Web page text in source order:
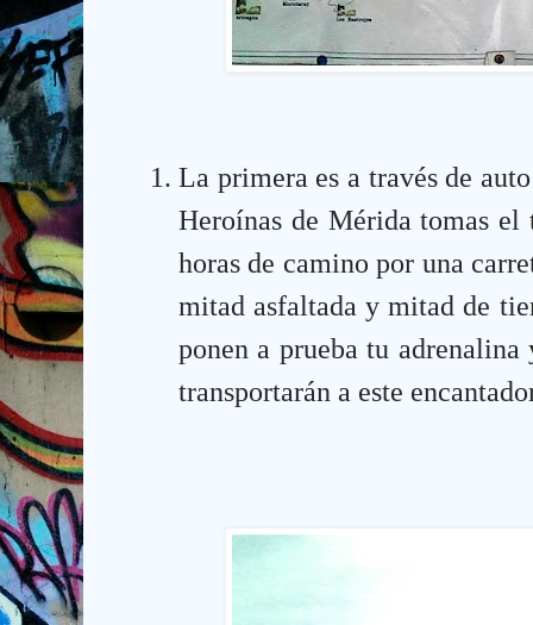
La primera es a través de
Heroínas de Mérida tomas el
horas de camino por una
mitad asfaltada y mitad de
ponen a prueba tu
transportarán a este